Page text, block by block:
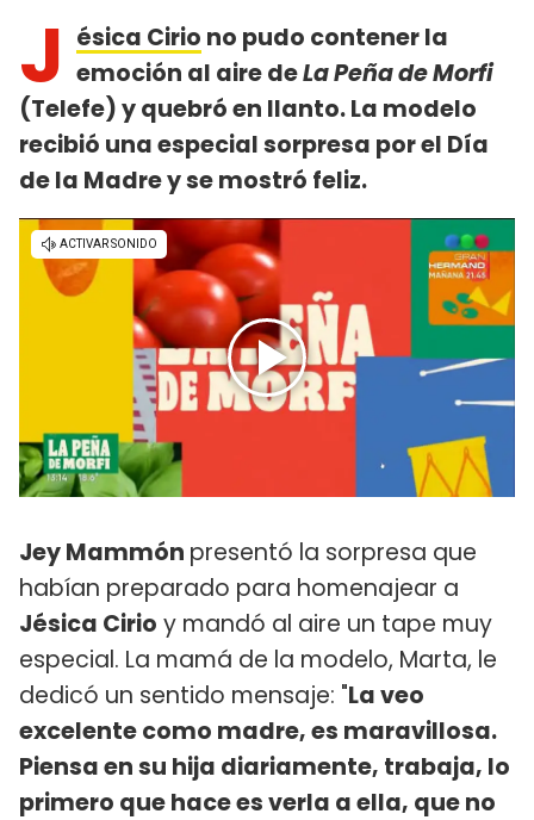
J ésica Cirio no pudo contener la
emoción al aire deLa Peña de Morfi
(Telefe) y quebró en llanto. La modelo
recibió una especial sorpresa por el Día
de la Madre y se mostró feliz.
Jey Mammón presentó la sorpresa que
habían preparado para homenajear a
Jésica Cirio y mandó al aire un tape muy
especial. La mamá de la modelo, Marta, le
dedicó un sentido mensaje: "La veo
excelente como madre, es maravillosa.
Piensa en su hija diariamente, trabaja, lo
primero que hace es verla a ella, que no